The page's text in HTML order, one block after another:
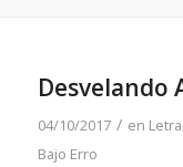
Desvelando
04/10/2017 / en
Bajo Erro